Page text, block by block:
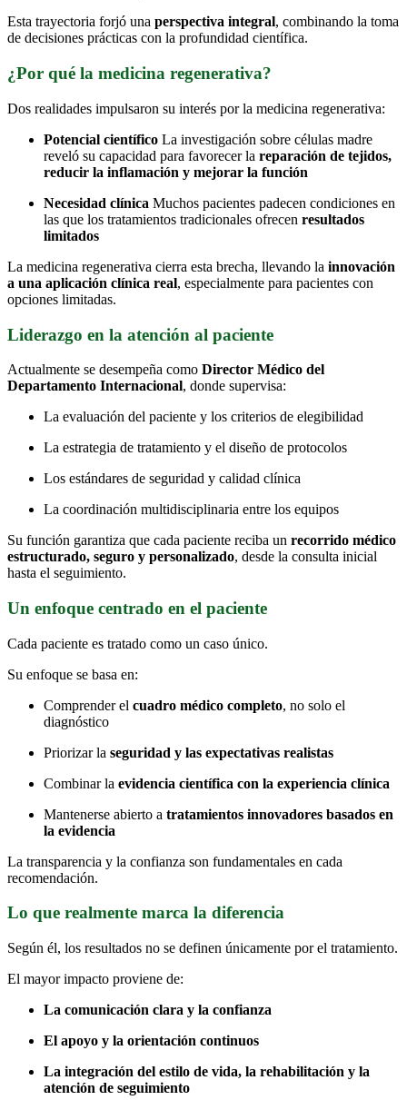
Esta trayectoria forjó una perspectiva integral, combinando la toma
de decisiones prácticas con la profundidad científica.
¿Por qué la medicina regenerativa?
Dos realidades impulsaron su interés por la medicina regenerativa:
Potencial científico La investigación sobre células madre
reveló su capacidad para favorecer la reparación de tejidos,
reducir la inflamación y mejorar la función
Necesidad clínica Muchos pacientes padecen condiciones en
las que los tratamientos tradicionales ofrecen resultados
limitados
La medicina regenerativa cierra esta brecha, llevando la innovación
a una aplicación clínica real, especialmente para pacientes con
opciones limitadas.
Liderazgo en la atención al paciente
Actualmente se desempeña como Director Médico del
Departamento Internacional, donde supervisa:
La evaluación del paciente y los criterios de elegibilidad
La estrategia de tratamiento y el diseño de protocolos
Los estándares de seguridad y calidad clínica
La coordinación multidisciplinaria entre los equipos
Su función garantiza que cada paciente reciba un recorrido médico
estructurado, seguro y personalizado, desde la consulta inicial
hasta el seguimiento.
Un enfoque centrado en el paciente
Cada paciente es tratado como un caso único.
Su enfoque se basa en:
Comprender el cuadro médico completo, no solo el
diagnóstico
Priorizar la seguridad y las expectativas realistas
Combinar la evidencia científica con la experiencia clínica
Mantenerse abierto a tratamientos innovadores basados en
la evidencia
La transparencia y la confianza son fundamentales en cada
recomendación.
Lo que realmente marca la diferencia
Según él, los resultados no se definen únicamente por el tratamiento.
El mayor impacto proviene de:
La comunicación clara y la confianza
El apoyo y la orientación continuos
La integración del estilo de vida, la rehabilitación y la
atención de seguimiento